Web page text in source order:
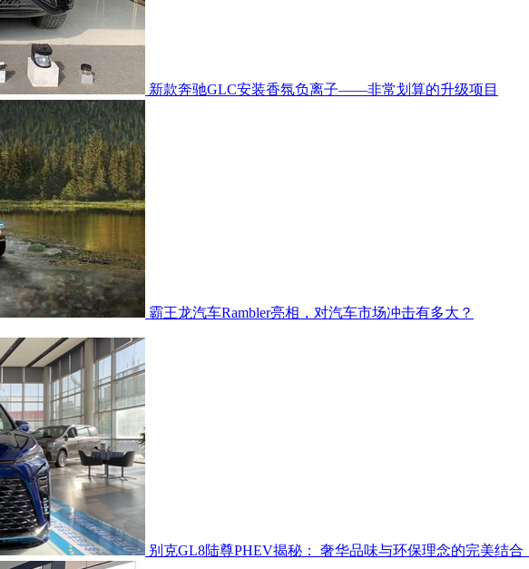
新款奔驰GLC安装香氛负离子——非常划算的升级项目
霸王龙汽车Rambler亮相，对汽车市场冲击有多大？
别克GL8陆尊PHEV揭秘： 奢华品味与环保理念的完美结合